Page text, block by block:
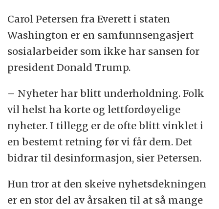
Carol Petersen fra Everett i staten
Washington er en samfunnsengasjert
sosialarbeider som ikke har sansen for
president Donald Trump.
– Nyheter har blitt underholdning. Folk
vil helst ha korte og lettfordøyelige
nyheter. I tillegg er de ofte blitt vinklet i
en bestemt retning før vi får dem. Det
bidrar til desinformasjon, sier Petersen.
Hun tror at den skeive nyhetsdekningen
er en stor del av årsaken til at så mange